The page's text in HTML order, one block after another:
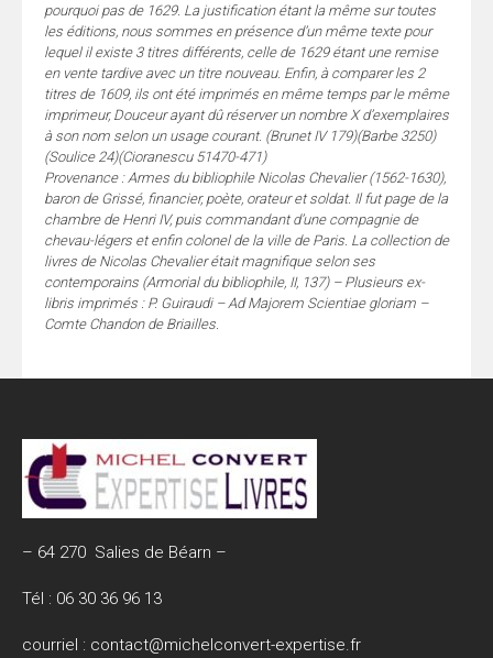
pourquoi pas de 1629. La justification étant la même sur toutes
les éditions, nous sommes en présence d’un même texte pour
lequel il existe 3 titres différents, celle de 1629 étant une remise
en vente tardive avec un titre nouveau. Enfin, à comparer les 2
titres de 1609, ils ont été imprimés en même temps par le même
imprimeur, Douceur ayant dû réserver un nombre X d’exemplaires
à son nom selon un usage courant. (Brunet IV 179)(Barbe 3250)
(Soulice 24)(Cioranescu 51470-471)
Provenance : Armes du bibliophile Nicolas Chevalier (1562-1630),
baron de Grissé, financier, poète, orateur et soldat. Il fut page de la
chambre de Henri IV, puis commandant d’une compagnie de
chevau-légers et enfin colonel de la ville de Paris. La collection de
livres de Nicolas Chevalier était magnifique selon ses
contemporains (Armorial du bibliophile, II, 137) – Plusieurs ex-
libris imprimés : P. Guiraudi – Ad Majorem Scientiae gloriam –
Comte Chandon de Briailles.
– 64 270 Salies de Béarn –
Tél : 06 30 36 96 13
courriel : contact@michelconvert-expertise.fr